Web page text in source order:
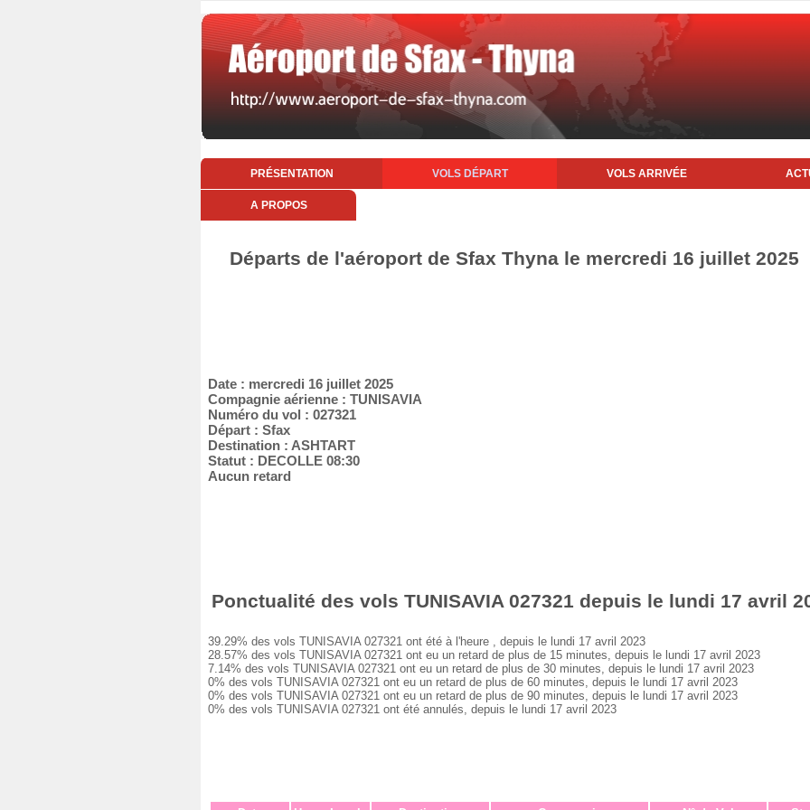
PRÉSENTATION VOLS DÉPART VOLS ARRIVÉE
A PROPOS
Départs de l'aéroport de Sfax Thyna le mercredi 16 juillet 2025
Date : mercredi 16 juillet 2025
Compagnie aérienne : TUNISAVIA
Numéro du vol : 027321
Départ : Sfax
Destination : ASHTART
Statut : DECOLLE 08:30
Aucun retard
Ponctualité des vols TUNISAVIA 027321 depuis le lundi 17 avril
39.29% des vols TUNISAVIA 027321 ont été à l'heure , depuis le lundi 17 avril 2023
28.57% des vols TUNISAVIA 027321 ont eu un retard de plus de 15 minutes, depuis le lundi 17 avril 2023
7.14% des vols TUNISAVIA 027321 ont eu un retard de plus de 30 minutes, depuis le lundi 17 avril 2023
0% des vols TUNISAVIA 027321 ont eu un retard de plus de 60 minutes, depuis le lundi 17 avril 2023
0% des vols TUNISAVIA 027321 ont eu un retard de plus de 90 minutes, depuis le lundi 17 avril 2023
0% des vols TUNISAVIA 027321 ont été annulés, depuis le lundi 17 avril 2023